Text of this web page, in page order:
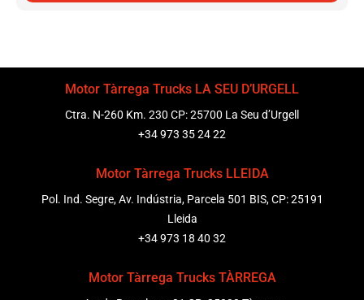
Motor Tàrrega Trucks LA SEU D’URGELL
Ctra. N-260 Km. 230 CP: 25700 La Seu d’Urgell
+34 973 35 24 22
Motor Tàrrega Trucks LLEIDA
Pol. Ind. Segre, Av. Indústria, Parcela 501 BIS, CP: 25191
Lleida
+34 973 18 40 32
Motor Tàrrega Trucks TÀRREGA